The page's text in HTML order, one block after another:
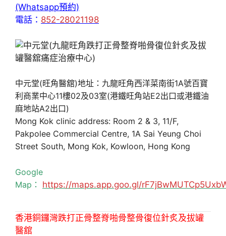
(Whatsapp預約)
電話： 852-28021198
中元堂(旺角醫舘)地址：九龍旺角西洋菜南街1A號百寶
利商業中心11樓02及03室(港鐵旺角站E2出口或港鐵油
麻地站A2出口)
Mong Kok clinic address: Room 2 & 3, 11/F,
Pakpolee Commercial Centre, 1A Sai Yeung Choi
Street South, Mong Kok, Kowloon, Hong Kong
Google
Map： https://maps.app.goo.gl/
香港銅鑼灣跌打正骨整脊啪骨整骨復位針炙及拔罐
醫舘